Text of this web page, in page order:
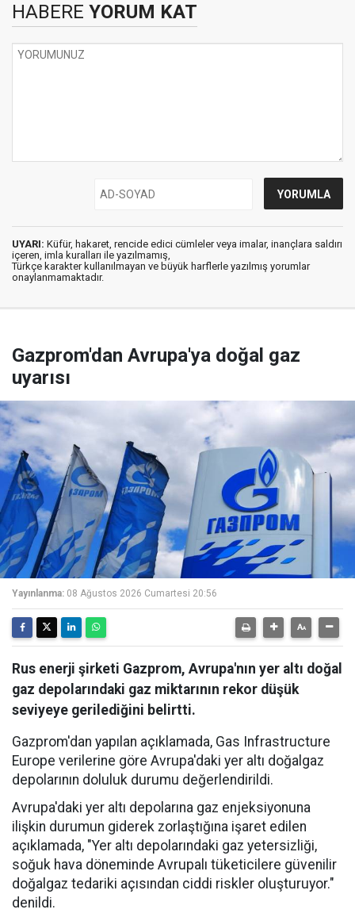
HABERE YORUM KAT
UYARI: Küfür, hakaret, rencide edici cümleler veya imalar, inançlara saldırı
içeren, imla kuralları ile yazılmamış,
Türkçe karakter kullanılmayan ve büyük harflerle yazılmış yorumlar
onaylanmamaktadır.
Gazprom'dan Avrupa'ya doğal gaz
uyarısı
Yayınlanma: 08 Ağustos 2026 Cumartesi 20:56
Rus enerji şirketi Gazprom, Avrupa'nın yer altı doğal
gaz depolarındaki gaz miktarının rekor düşük
seviyeye gerilediğini belirtti.
Gazprom'dan yapılan açıklamada, Gas Infrastructure
Europe verilerine göre Avrupa'daki yer altı doğalgaz
depolarının doluluk durumu değerlendirildi.
Avrupa'daki yer altı depolarına gaz enjeksiyonuna
ilişkin durumun giderek zorlaştığına işaret edilen
açıklamada, "Yer altı depolarındaki gaz yetersizliği,
soğuk hava döneminde Avrupalı tüketicilere güvenilir
doğalgaz tedariki açısından ciddi riskler oluşturuyor."
denildi.